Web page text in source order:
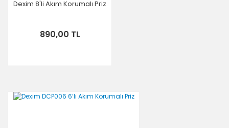
Dexim 8'li Akım Korumalı Priz
890,00 TL